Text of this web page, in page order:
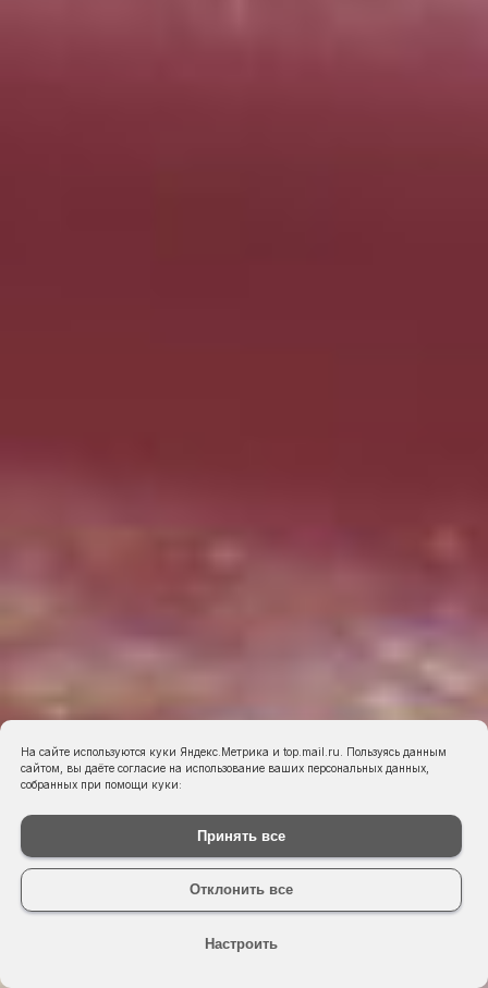
На сайте используются куки Яндекс.Метрика и top.mail.ru. Пользуясь данным
сайтом, вы даёте согласие на использование ваших персональных данных,
собранных при помощи куки:
Принять все
Отклонить все
Настроить